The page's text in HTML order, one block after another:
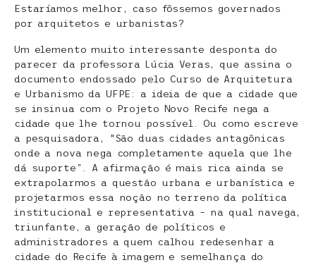
Estaríamos melhor, caso fôssemos governados
por arquitetos e urbanistas?
Um elemento muito interessante desponta do
parecer da professora Lúcia Veras, que assina o
documento endossado pelo Curso de Arquitetura
e Urbanismo da UFPE: a ideia de que a cidade que
se insinua com o Projeto Novo Recife nega a
cidade que lhe tornou possível. Ou como escreve
a pesquisadora, “São duas cidades antagônicas
onde a nova nega completamente aquela que lhe
dá suporte”. A afirmação é mais rica ainda se
extrapolarmos a questão urbana e urbanística e
projetarmos essa noção no terreno da política
institucional e representativa – na qual navega,
triunfante, a geração de políticos e
administradores a quem calhou redesenhar a
cidade do Recife à imagem e semelhança do